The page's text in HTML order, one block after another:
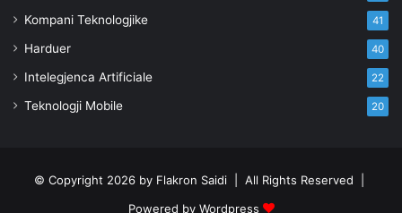
Kompani Teknologjike 41
Harduer 40
Intelegjenca Artificiale 22
Teknologji Mobile 20
© Copyright 2026 by Flakron Saidi | All Rights Reserved |
Powered by Wordpress